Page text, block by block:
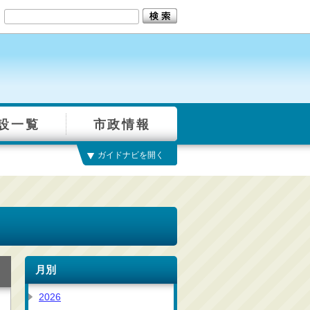
一覧 市政情報
ガイドナビを開く
月別
2026